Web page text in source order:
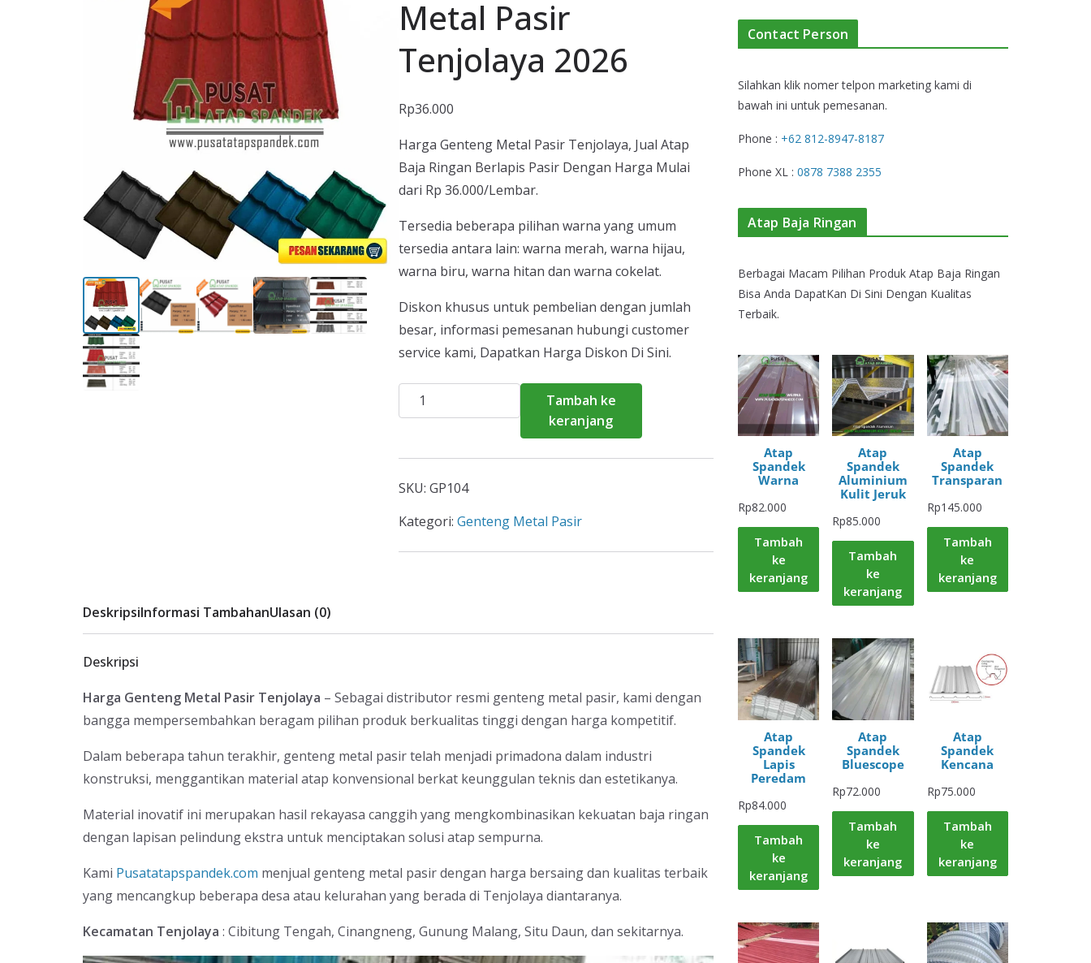
Metal Pasir
Tenjolaya 2026
Rp36.000
Harga Genteng Metal Pasir Tenjolaya, Jual Atap
Baja Ringan Berlapis Pasir Dengan Harga Mulai
dari Rp 36.000/Lembar.
Tersedia beberapa pilihan warna yang umum
tersedia antara lain: warna merah, warna hijau,
warna biru, warna hitan dan warna cokelat.
Diskon khusus untuk pembelian dengan jumlah
besar, informasi pemesanan hubungi customer
service kami, Dapatkan Harga Diskon Di Sini.
Kuantitas
Harga
Tenjolaya
2026
Tambah ke
keranjang
SKU: GP104
Kategori: Genteng Metal Pasir
DeskripsiInformasi TambahanUlasan (0)
Deskripsi
Harga Genteng Metal Pasir Tenjolaya – Sebagai distributor resmi genteng metal pasir, kami dengan
bangga mempersembahkan beragam pilihan produk berkualitas tinggi dengan harga kompetitif.
Dalam beberapa tahun terakhir, genteng metal pasir telah menjadi primadona dalam industri
konstruksi, menggantikan material atap konvensional berkat keunggulan teknis dan estetikanya.
Material inovatif ini merupakan hasil rekayasa canggih yang mengkombinasikan kekuatan baja ringan
dengan lapisan pelindung ekstra untuk menciptakan solusi atap sempurna.
Kami Pusatatapspandek.com menjual genteng metal pasir dengan harga bersaing dan kualitas terbaik
yang mencangkup beberapa desa atau kelurahan yang berada di Tenjolaya diantaranya.
Kecamatan Tenjolaya : Cibitung Tengah, Cinangneng, Gunung Malang, Situ Daun, dan sekitarnya.
Contact Person
Silahkan klik nomer telpon marketing kami di
bawah ini untuk pemesanan.
Phone : +62 812-8947-8187
Phone XL : 0878 7388 2355
Atap Baja Ringan
Berbagai Macam Pilihan Produk Atap Baja Ringan
Bisa Anda DapatKan Di Sini Dengan Kualitas
Terbaik.
Atap
Spandek
Warna
Rp82.000
Tambah
ke
keranjang
Atap
Spandek
Aluminium
Kulit Jeruk
Rp85.000
Tambah
ke
keranjang
Atap
Spandek
Transparan
Rp145.000
Tambah
ke
keranjang
Atap
Spandek
Lapis
Peredam
Rp84.000
Tambah
ke
keranjang
Atap
Spandek
Bluescope
Rp72.000
Tambah
ke
keranjang
Atap
Spandek
Kencana
Rp75.000
Tambah
ke
keranjang